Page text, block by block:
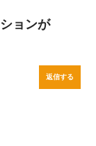
ョンが
返信する